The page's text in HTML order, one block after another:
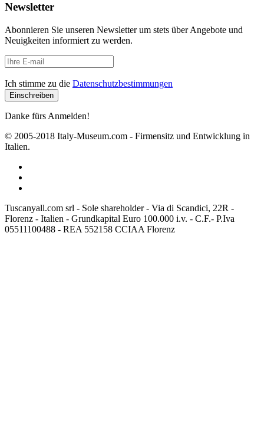
Newsletter
Abonnieren Sie unseren Newsletter um stets über Angebote und
Neuigkeiten informiert zu werden.
Ich stimme zu die Datenschutzbestimmungen
Danke fürs Anmelden!
© 2005-2018 Italy-Museum.com - Firmensitz und Entwicklung in
Italien.
Tuscanyall.com srl - Sole shareholder - Via di Scandici, 22R -
Florenz - Italien - Grundkapital Euro 100.000 i.v. - C.F.- P.Iva
05511100488 - REA 552158 CCIAA Florenz